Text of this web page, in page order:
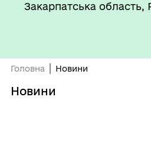
Закарпатська область,
Головна Новини
Новини